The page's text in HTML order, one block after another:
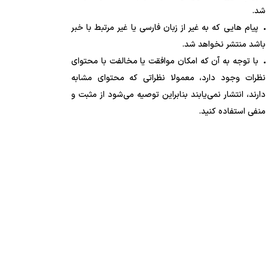
شد.
پیام هایی که به غیر از زبان فارسی یا غیر مرتبط با خبر
باشد منتشر نخواهد شد.
با توجه به آن که امکان موافقت یا مخالفت با محتوای
نظرات وجود دارد، معمولا نظراتی که محتوای مشابه
دارند، انتشار نمی‌یابند بنابراین توصیه می‌شود از مثبت و
منفی استفاده کنید.